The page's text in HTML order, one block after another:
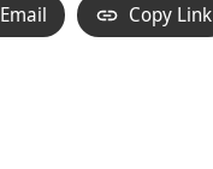
Email Copy Link